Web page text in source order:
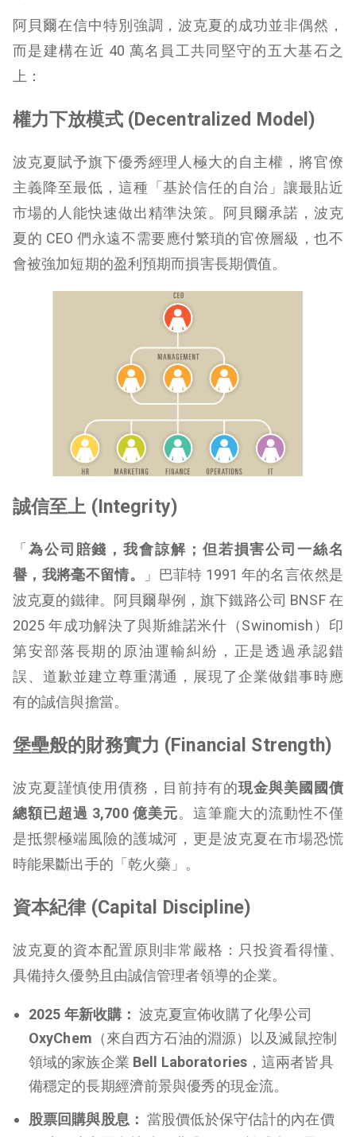
阿貝爾在信中特別強調，波克夏的成功並非偶然，
而是建構在近 40 萬名員工共同堅守的五大基石之
上：
權力下放模式 (Decentralized Model)
波克夏賦予旗下優秀經理人極大的自主權，將官僚
主義降至最低，這種「基於信任的自治」讓最貼近
市場的人能快速做出精準決策。阿貝爾承諾，波克
夏的 CEO 們永遠不需要應付繁瑣的官僚層級，也不
會被強加短期的盈利預期而損害長期價值。
誠信至上 (Integrity)
「 為公司賠錢，我會諒解；但若損害公司一絲名
譽，我將毫不留情。
」巴菲特 1991 年的名言依然是
波克夏的鐵律。阿貝爾舉例，旗下鐵路公司 BNSF 在
2025 年成功解決了與斯維諾米什（Swinomish）印
第安部落長期的原油運輸糾紛，正是透過承認錯
誤、道歉並建立尊重溝通，展現了企業做錯事時應
有的誠信與擔當。
堡壘般的財務實力 (Financial Strength)
波克夏謹慎使用債務，目前持有的現金與美國國債
總額已超過 3,700 億美元。這筆龐大的流動性不僅
是抵禦極端風險的護城河，更是波克夏在市場恐慌
時能果斷出手的「乾火藥」。
資本紀律 (Capital Discipline)
波克夏的資本配置原則非常嚴格：只投資看得懂、
具備持久優勢且由誠信管理者領導的企業。
2025 年新收購： 波克夏宣佈收購了化學公司
OxyChem （來自西方石油的淵源）以及滅鼠控制
領域的家族企業 Bell Laboratories ，這兩者皆具
備穩定的長期經濟前景與優秀的現金流。
股票回購與股息： 當股價低於保守估計的內在價